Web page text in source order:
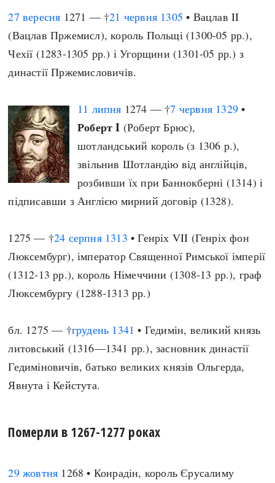
27 вересня 1271 — †21 червня 1305 • Вацлав II
(Вацлав Пржемисл), король Польщі (1300-05 рр.),
Чехії (1283-1305 рр.) і Угорщини (1301-05 рр.) з
династії Пржемисловичів.
11 липня 1274 — †7 червня 1329 •
Роберт I (Роберт Брюс),
шотландський король (з 1306 р.),
звільнив Шотландію від англійців,
розбивши їх при Баннокберні (1314) і
підписавши з Англією мирний договір (1328).
1275 — †24 серпня 1313 • Генріх VII (Генріх фон
Люксембург), імператор Священної Римської імперії
(1312-13 рр.), король Німеччини (1308-13 рр.), граф
Люксембургу (1288-1313 рр.)
бл. 1275 — †грудень 1341 • Гедимін, великий князь
литовський (1316—1341 рр.), засновник династії
Гедиміновичів, батько великих князів Ольгерда,
Явнута і Кейстута.
Померли в 1267-1277 роках
29 жовтня 1268 • Конрадін, король Єрусалиму